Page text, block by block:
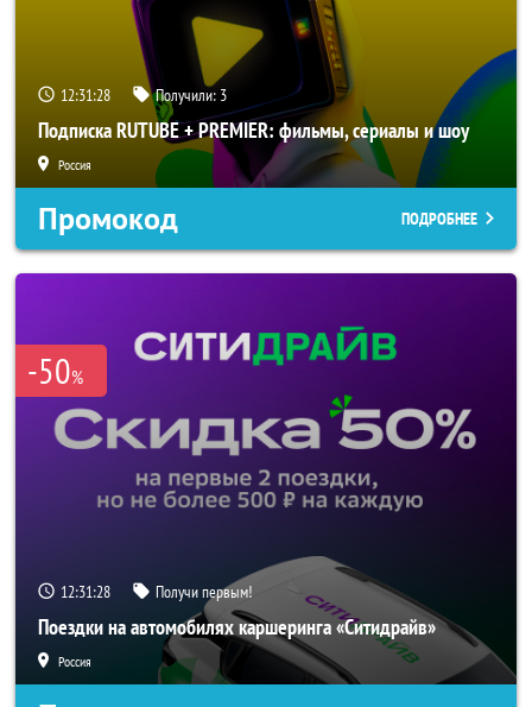
12:31:26 Получили: 3
Подписка RUTUBE + PREMIER: фильмы, сериалы и шоу
Россия
Промокод ПОДРОБНЕЕ
-50%
12:31:26 Получи первым!
Поездки на автомобилях каршеринга «Ситидрайв»
Россия